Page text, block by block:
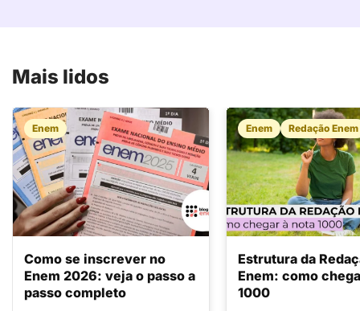
Mais lidos
Enem
Como se inscrever no
Enem 2026: veja o passo a
passo completo
Enem Redação Enem
Estrutura da
Enem: como
1000